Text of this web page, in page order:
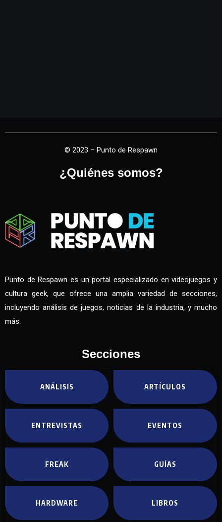
© 2023 – Punto de Respawn
¿Quiénes somos?
Punto de Respawn es un portal especializado en videojuegos y
cultura geek, que ofrece una amplia variedad de secciones,
incluyendo análisis de juegos, noticias de la industria, y mucho
más.
Secciones
ANÁLISIS ARTÍCULOS
ENTREVISTAS EVENTOS
FREAK GUÍAS
HARDWARE LIBROS